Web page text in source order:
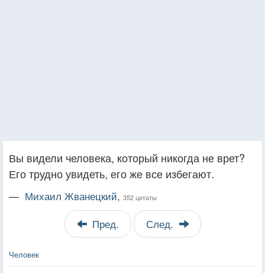
Вы видели человека, который никогда не врет?
Его трудно увидеть, его же все избегают.
— Михаил Жванецкий, 352 цитаты
Пред. След.
Человек